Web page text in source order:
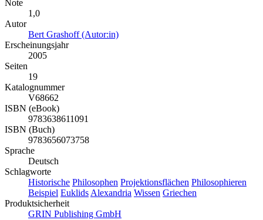
Note
1,0
Autor
Bert Grashoff (Autor:in)
Erscheinungsjahr
2005
Seiten
19
Katalognummer
V68662
ISBN (eBook)
9783638611091
ISBN (Buch)
9783656073758
Sprache
Deutsch
Schlagworte
Historische Philosophen Projektionsflächen Philosophieren
Beispiel Euklids Alexandria Wissen Griechen
Produktsicherheit
GRIN Publishing GmbH